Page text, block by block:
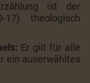
ist der
theologisch
Er gilt für alle
ein auserwähltes